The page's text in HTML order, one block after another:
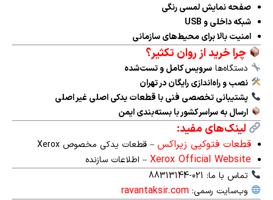
صفحه نمایش لمسی رنگی
شبکه داخلی و USB
امنیت بالا برای محیط‌های سازمانی
چرا خرید از روان تکثیر؟
دستگاه‌ها سرویس کامل و تست‌شده
نصب و راه‌اندازی رایگان در تهران
پشتیبانی تخصصی فنی با قطعات یدکی اصلی غیر اصلی
ارسال به سراسر کشور با بسته‌بندی ایمن
لینک‌های مفید:
قطعات فتوکپی زیراکس – قطعات یدکی مخصوص Xerox
Xerox Official Website – اطلاعات سازنده
تماس با ما: 021-88313144
وب‌سایت رسمی: ravantaksir.com